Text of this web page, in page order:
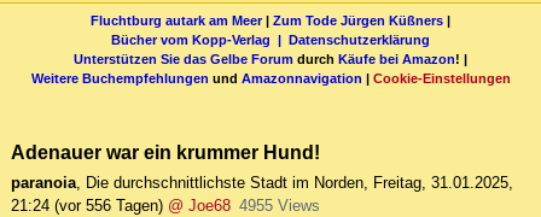
Fluchtburg autark am Meer| Zum Tode Jürgen Küßners |
Bücher vom Kopp-Verlag | Datenschutzerklärung
Unterstützen Sie das Gelbe Forum durch Käufe bei Amazon! |
Weitere Buchempfehlungen und Amazonnavigation | Cookie-Einstellungen
Adenauer war ein krummer Hund!
paranoia, Die durchschnittlichste Stadt im Norden, Freitag, 31.01.2025,
21:24 (vor 556 Tagen) @ Joe68 4955 Views